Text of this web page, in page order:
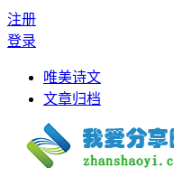
注册
登录
唯美诗文
文章归档